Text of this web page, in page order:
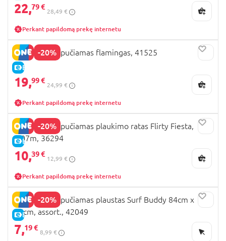
22,79 €
28,49 €
Perkant papildomą prekę internetu
-20%
E-KAINA
BESTWAY pripučiamas flamingas, 41525
19,99 €
24,99 €
Perkant papildomą prekę internetu
-20%
E-KAINA
BESTWAY pripučiamas plaukimo ratas Flirty Fiesta,
1.07m, 36294
10,39 €
12,99 €
Perkant papildomą prekę internetu
-20%
E-KAINA
BESTWAY pripučiamas plaustas Surf Buddy 84cm x
56cm, assort., 42049
7,19 €
8,99 €